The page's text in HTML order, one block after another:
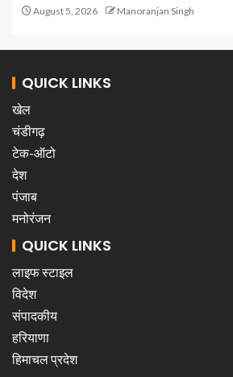
August 5, 2026 Manoranjan Singh
QUICK LINKS
खेल
चंडीगढ़
टेक-ऑटो
देश
पंजाब
मनोरंजन
QUICK LINKS
लाइफ स्टाइल
विदेश
संपादकीय
हरियाणा
हिमाचल प्रदेश